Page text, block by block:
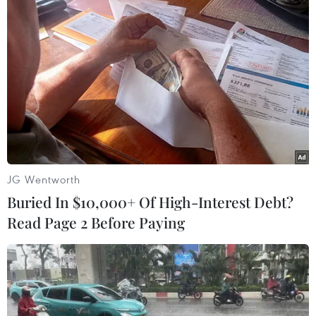
cháu bé bị tai nạn mà không cứu giúp do sợ bị
liênlụy.
Đó cũng là lý do vì sao mà bà lão nhặt rác,
lương tâm hiếm hoi còn sót lại, đãphải thốt lên
rằng “Làm việc tốt khó đến thế sao,” khi xuất
hiện những lời dèmpha rằng bà từ chối số tiền
mà các nhà hảo tâm trao tặng để được nổi
tiếng./.
Hoài Sa (Vietnam+)
JG Wentworth
Buried In $10,000+ Of High-Interest Debt?
Read Page 2 Before Paying